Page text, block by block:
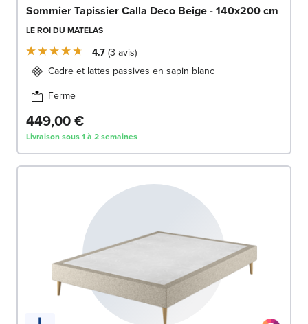
Sommier Tapissier Calla Deco Beige - 140x200 cm
LE ROI DU MATELAS
4.7 3 avis
Cadre et lattes passives en sapin blanc
Ferme
449,00 €
Livraison sous 1 à 2 semaines